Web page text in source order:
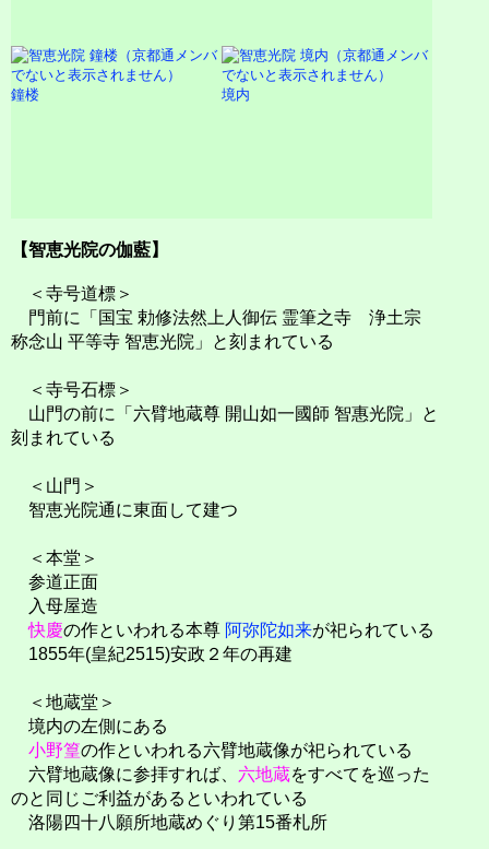
鐘楼 境内
【智恵光院の伽藍】
＜寺号道標＞
門前に「国宝 勅修法然上人御伝 霊筆之寺 浄土宗
称念山 平等寺 智恵光院」と刻まれている
＜寺号石標＞
山門の前に「六臂地蔵尊 開山如一國師 智惠光院」と
刻まれている
＜山門＞
智恵光院通に東面して建つ
＜本堂＞
参道正面
入母屋造
快慶の作といわれる本尊 阿弥陀如来が祀られている
1855年(皇紀2515)安政２年の再建
＜地蔵堂＞
境内の左側にある
小野篁の作といわれる六臂地蔵像が祀られている
六臂地蔵像に参拝すれば、 六地蔵をすべてを巡った
のと同じご利益があるといわれている
洛陽四十八願所地蔵めぐり第15番札所